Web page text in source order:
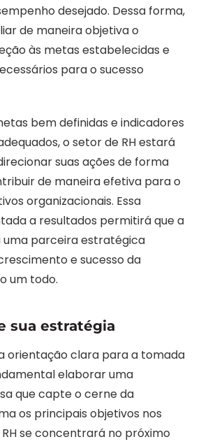
desejado. Dessa forma,
de maneira objetiva o
às metas estabelecidas e
para o sucesso
bem definidas e indicadores
o setor de RH estará
suas ações de forma
de maneira efetiva para o
organizacionais. Essa
a resultados permitirá que a
uma parceira estratégica
e sucesso da
um todo.
sua estratégia
orientação clara para a tomada
elaborar uma
que capte o cerne da
os principais objetivos nos
se concentrará no próximo